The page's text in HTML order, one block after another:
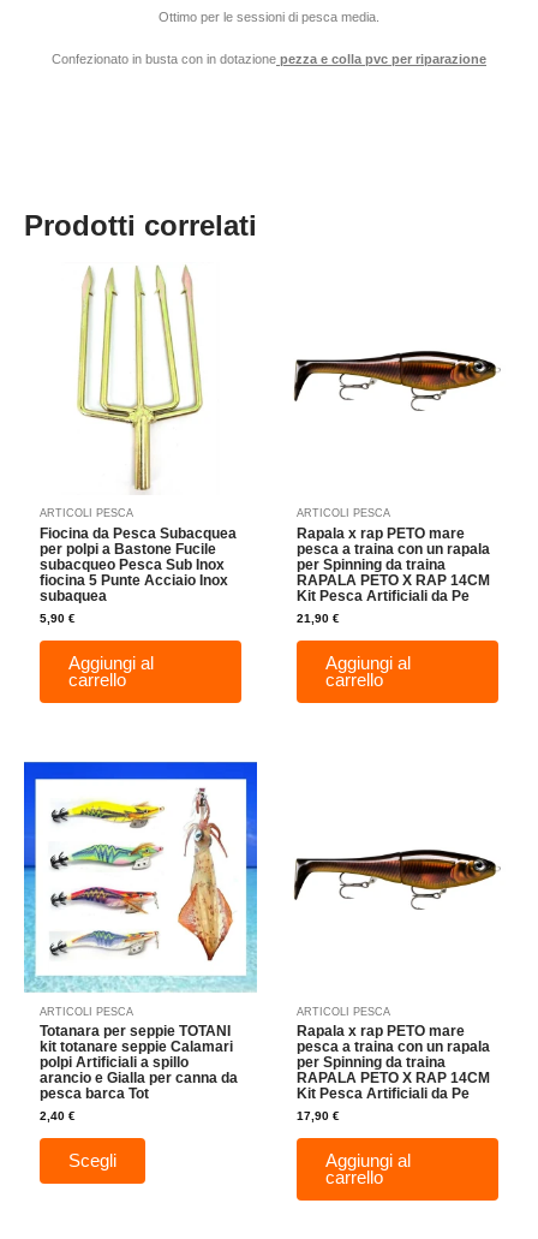
Ottimo per le sessioni di pesca media.
Confezionato in busta con in dotazione pezza e colla pvc per riparazione
Prodotti correlati
ARTICOLI PESCA
Fiocina da Pesca Subacquea
per polpi a Bastone Fucile
subacqueo Pesca Sub Inox
fiocina 5 Punte Acciaio Inox
subaquea
5,90€
Aggiungi al
carrello
ARTICOLI PESCA
Rapala x rap PETO mare
pesca a traina con un rapala
per Spinning da traina
RAPALA PETO X RAP 14CM
Kit Pesca Artificiali da Pe
21,90€
Aggiungi al
carrello
ARTICOLI PESCA
Totanara per seppie TOTANI
kit totanare seppie Calamari
polpi Artificiali a spillo
arancio e Gialla per canna da
pesca barca Tot
2,40€
Scegli
ha
varianti.
opzioni
possono
essere
scelte
del
prodotto
ARTICOLI PESCA
Rapala x rap PETO mare
pesca a traina con un rapala
per Spinning da traina
RAPALA PETO X RAP 14CM
Kit Pesca Artificiali da Pe
17,90€
Aggiungi al
carrello